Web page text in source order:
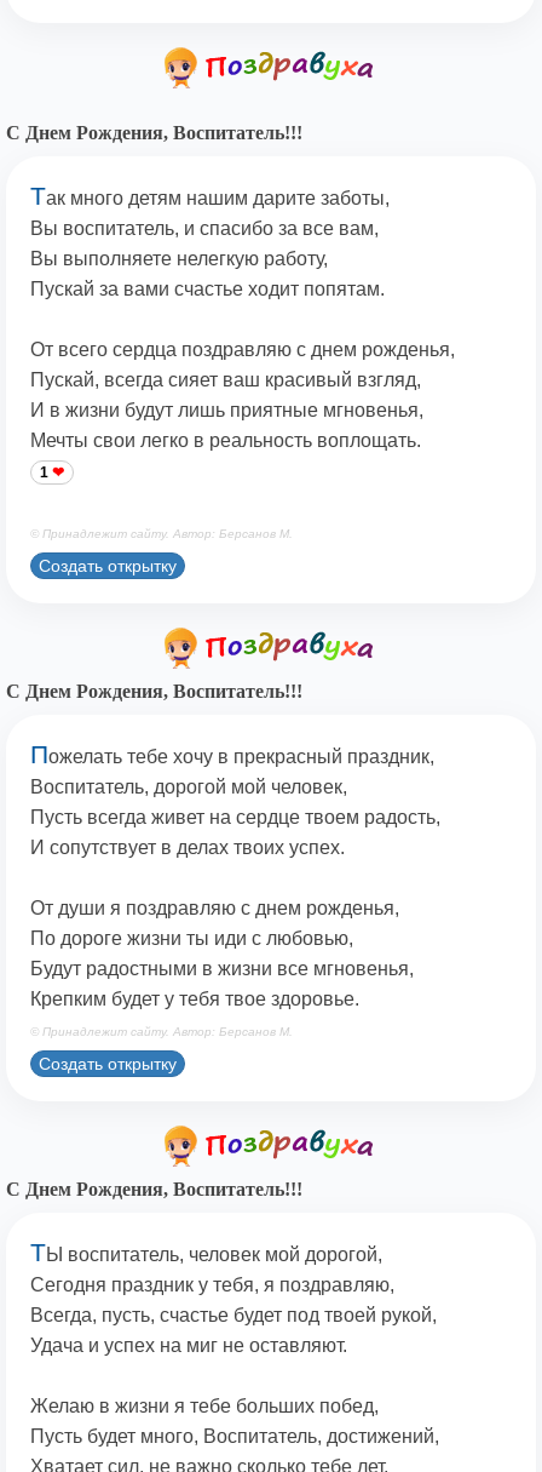
С Днем Рождения, Воспитатель!!!
Так много детям нашим дарите заботы,
Вы воспитатель, и спасибо за все вам,
Вы выполняете нелегкую работу,
Пускай за вами счастье ходит попятам.
От всего сердца поздравляю с днем рожденья,
Пускай, всегда сияет ваш красивый взгляд,
И в жизни будут лишь приятные мгновенья,
Мечты свои легко в реальность воплощать.
1
© Принадлежит сайту. Автор: Берсанов М.
Создать открытку
С Днем Рождения, Воспитатель!!!
Пожелать тебе хочу в прекрасный праздник,
Воспитатель, дорогой мой человек,
Пусть всегда живет на сердце твоем радость,
И сопутствует в делах твоих успех.
От души я поздравляю с днем рожденья,
По дороге жизни ты иди с любовью,
Будут радостными в жизни все мгновенья,
Крепким будет у тебя твое здоровье.
© Принадлежит сайту. Автор: Берсанов М.
Создать открытку
С Днем Рождения, Воспитатель!!!
ТЫ воспитатель, человек мой дорогой,
Сегодня праздник у тебя, я поздравляю,
Всегда, пусть, счастье будет под твоей рукой,
Удача и успех на миг не оставляют.
Желаю в жизни я тебе больших побед,
Пусть будет много, Воспитатель, достижений,
Хватает сил, не важно сколько тебе лет,